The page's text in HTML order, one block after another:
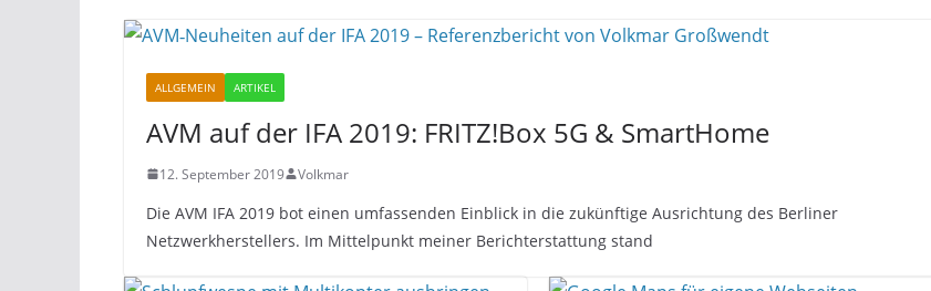
ALLGEMEIN ARTIKEL
AVM auf der IFA 2019: FRITZ!Box 5G & SmartHome
12. September 2019 Volkmar
Die AVM IFA 2019 bot einen umfassenden Einblick in die zukünftige Ausrichtung des Berliner
Netzwerkherstellers. Im Mittelpunkt meiner Berichterstattung stand